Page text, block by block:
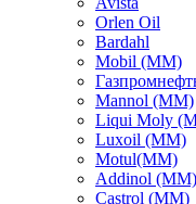
Orlen Oil
Bardahl
Mobil (ММ)
Mannol (ММ)
Liqui Moly
Luxoil (ММ)
Motul(ММ)
Addinol (ММ)
Castrol (ММ)